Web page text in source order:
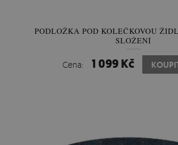
PODLOŽKA POD KOLEČKOVOU
SLOŽENÍ
Cena: 1 099 Kč